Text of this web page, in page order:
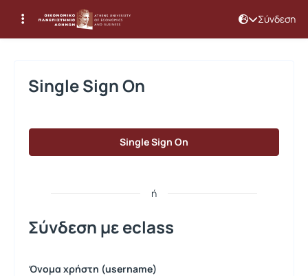
Σύνδεση
Σύνδεση
Single Sign On
Single Sign On
ή
Σύνδεση με eclass
Όνομα χρήστη (username)